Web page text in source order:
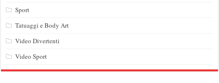
Sport
Tatuaggi e Body Art
Video Divertenti
Video Sport